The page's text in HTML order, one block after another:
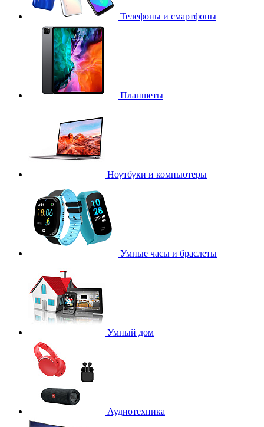
Телефоны и смартфоны
Планшеты
Ноутбуки и компьютеры
Умные часы и браслеты
Умный дом
Аудиотехника